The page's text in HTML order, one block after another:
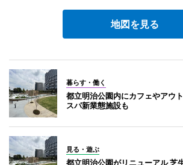
地図を見る
暮らす・働く
都立明治公園内にカフェやアウ
スパ新業態施設も
見る・遊ぶ
都立明治公園がリニューアル 芝